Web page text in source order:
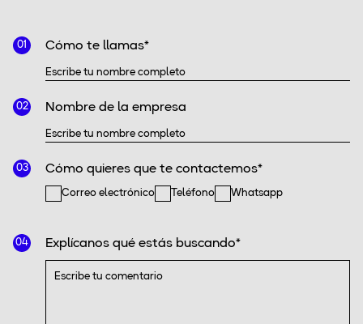
01 Cómo te llamas*
02 Nombre de la empresa
03 Cómo quieres que te contactemos*
Correo electrónico Teléfono Whatsapp
04 Explícanos qué estás buscando*